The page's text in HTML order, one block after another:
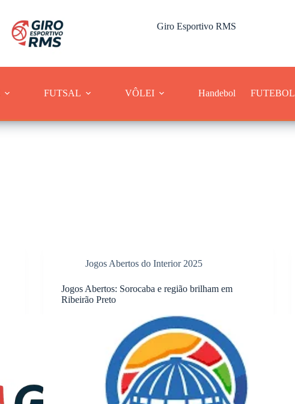
Giro Esportivo RMS
FUTSAL VÔLEI Handebol FUTEBOL
Jogos Abertos do Interior 2025
Jogos Abertos: Sorocaba e região brilham em
Ribeirão Preto